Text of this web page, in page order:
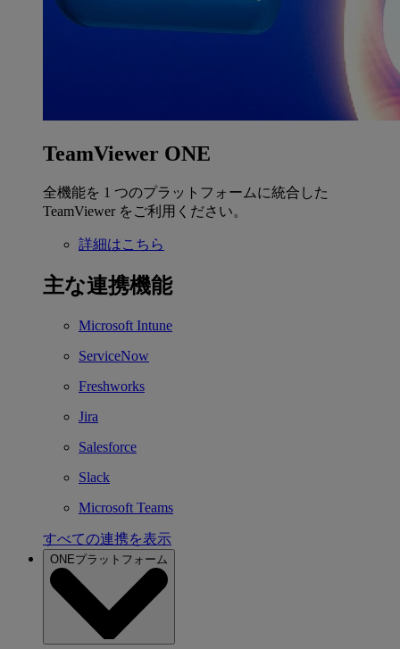
TeamViewer ONE
全機能を 1 つのプラットフォームに統合した
TeamViewer をご利用ください。
詳細はこちら
主な連携機能
Microsoft Intune
ServiceNow
Freshworks
Jira
Salesforce
Slack
Microsoft Teams
すべての連携を表示
ONEプラットフォーム